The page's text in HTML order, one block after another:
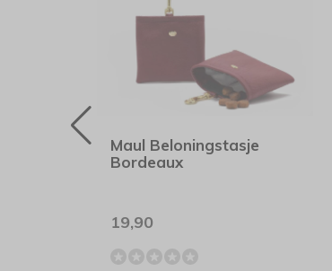
Maul Beloningstasje
Bordeaux
19,90